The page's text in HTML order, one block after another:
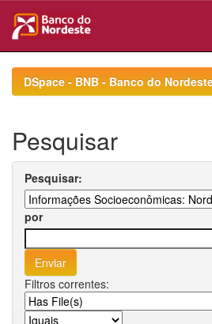
navigationDSpace - BNB - Banco do
Pesquisar
Pesquisar:
por
Filtros correntes: